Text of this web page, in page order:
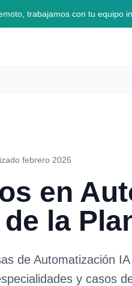
trabajamos con tu equipo
febrero 2026
en
la
de Automatización IA
y casos